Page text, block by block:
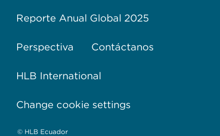
Reporte Anual Global 2025
Perspectiva Contáctanos
HLB International
Change cookie settings
© HLB Ecuador